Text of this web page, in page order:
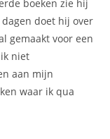
boeken zie hij
doet hij over
gemaakt voor een
niet
aan mijn
waar ik qua